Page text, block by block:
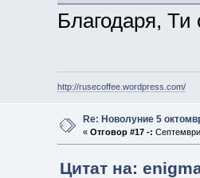
Благодаря,
http://rusecoffee.wordpress.com/
Re: Новолуние 5
« Отговор #17 -:
Цитат на: